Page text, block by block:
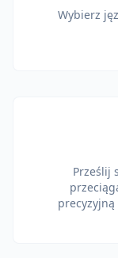
Wybierz
Prześlij